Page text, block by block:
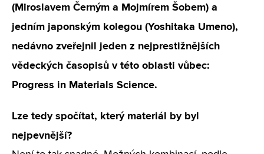
(Miroslavem Černým a Mojmírem Šobem) a
jedním japonským kolegou (Yoshitaka Umeno),
nedávno zveřejnil jeden z nejprestižnějších
vědeckých časopisů v této oblasti vůbec:
Progress in Materials Science.
Lze tedy spočítat, který materiál by byl
nejpevnější?